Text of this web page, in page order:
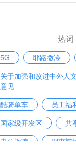
热词
5G 耶路撒冷
关于加强和改进中外人
意见
酷骑单车
员工福
国家级开发区
共
电信诈骗
刑事辩